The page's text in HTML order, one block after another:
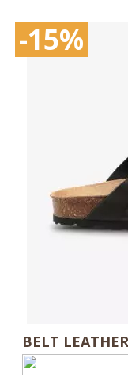
-15%
BELT LEATHER